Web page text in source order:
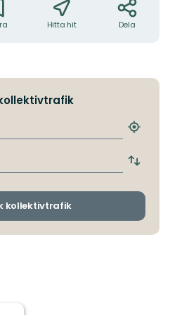
Hitta hit Dela
Hitta
hållplats
Byt
och
kollektivtrafik